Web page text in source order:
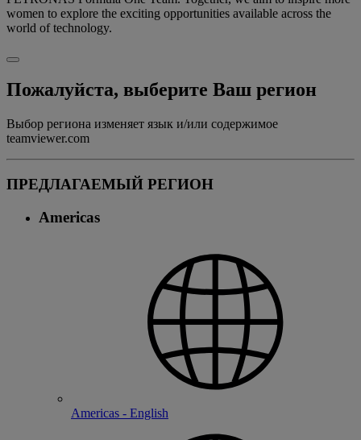
women to explore the exciting opportunities available across the
world of technology.
Пожалуйста, выберите Ваш регион
Выбор региона изменяет язык и/или содержимое
teamviewer.com
ПРЕДЛАГАЕМЫЙ РЕГИОН
Americas
Americas - English